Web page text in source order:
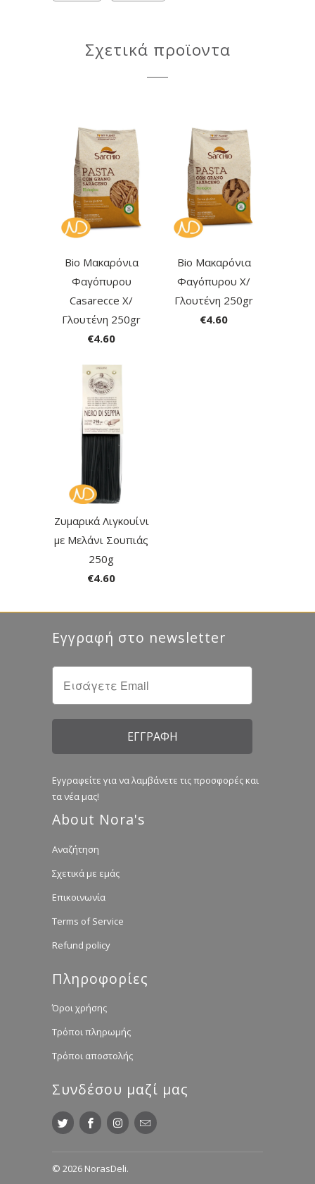
Σχετικά προϊοντα
Bio Μακαρόνια
Φαγόπυρου
Casarecce Χ/
Γλουτένη 250gr
€4.60
Bio Μακαρόνια
Φαγόπυρου Χ/
Γλουτένη 250gr
€4.60
Ζυμαρικά Λιγκουίνι
με Μελάνι Σουπιάς
250g
€4.60
Εγγραφή στο newsletter
Εγγραφείτε για να λαμβάνετε τις προσφορές και
τα νέα μας!
About Nora's
Αναζήτηση
Σχετικά με εμάς
Επικοινωνία
Terms of Service
Refund policy
Πληροφορίες
Όροι χρήσης
Τρόποι πληρωμής
Τρόποι αποστολής
Συνδέσου μαζί μας
© 2026 NorasDeli.